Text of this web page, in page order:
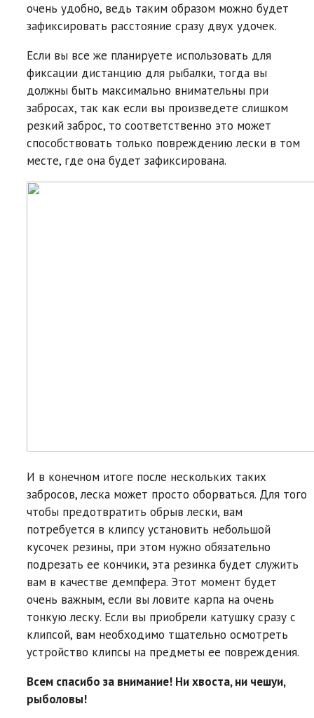
очень удобно, ведь таким образом можно будет
зафиксировать расстояние сразу двух удочек.
Если вы все же планируете использовать для
фиксации дистанцию для рыбалки, тогда вы
должны быть максимально внимательны при
забросах, так как если вы произведете слишком
резкий заброс, то соответственно это может
способствовать только повреждению лески в том
месте, где она будет зафиксирована.
И в конечном итоге после нескольких таких
забросов, леска может просто оборваться. Для того
чтобы предотвратить обрыв лески, вам
потребуется в клипсу установить небольшой
кусочек резины, при этом нужно обязательно
подрезать ее кончики, эта резинка будет служить
вам в качестве демпфера. Этот момент будет
очень важным, если вы ловите карпа на очень
тонкую леску. Если вы приобрели катушку сразу с
клипсой, вам необходимо тщательно осмотреть
устройство клипсы на предметы ее повреждения.
Всем спасибо за внимание! Ни хвоста, ни чешуи,
рыболовы!